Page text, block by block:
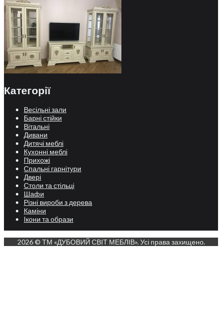
Категорії
Весільні зали
Барні стійки
Вітальні
Дивани
Дитячі меблі
Кухонні меблі
Прихожі
Спальні гарнітури
Двері
Столи та стільці
Шафи
Різні вироби з дерева
Каміни
Ікони та образи
2026 © ТМ «ДУБОВИЙ СВІТ МЕБЛІВ». Усі права захищено.